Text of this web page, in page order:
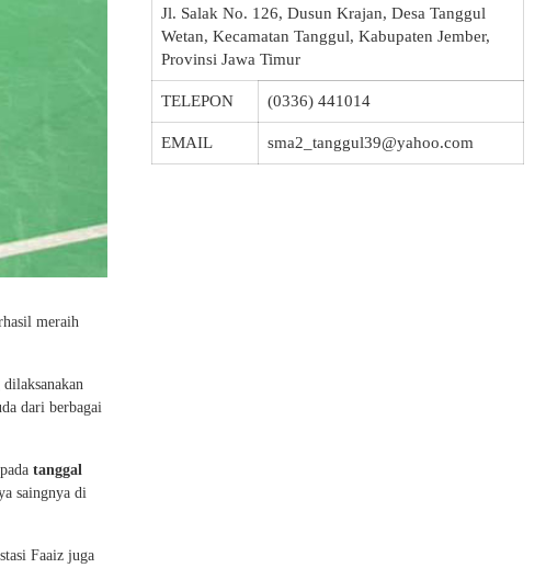
meraih
dilaksanakan
dari berbagai
tanggal
saingnya di
Faaiz juga
Jl. Salak No. 126, Dusun Krajan, Desa Tanggul
Wetan, Kecamatan Tanggul, Kabupaten Jember,
Provinsi Jawa Timur
TELEPON (0336) 441014
EMAIL sma2_tanggul39@yahoo.com